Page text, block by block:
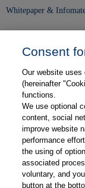
Whitepaper &
Karriere
Kontakt
Web-Semniare
Anwenderberichte
Partner
Consent
Our website
(hereinafter
functions.
We use optional
content, social
improve website
performance
the using of
associated
voluntary, and
button at the